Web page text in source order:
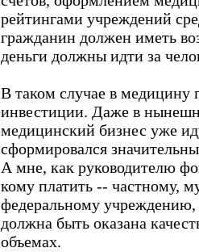
рейтингами учреждений
гражданин должен иметь
деньги должны идти за
В таком случае в медицину
инвестиции. Даже в
медицинский бизнес уже
сформировался
А мне, как руководителю
кому платить -- частному,
федеральному
должна быть оказана
объемах.